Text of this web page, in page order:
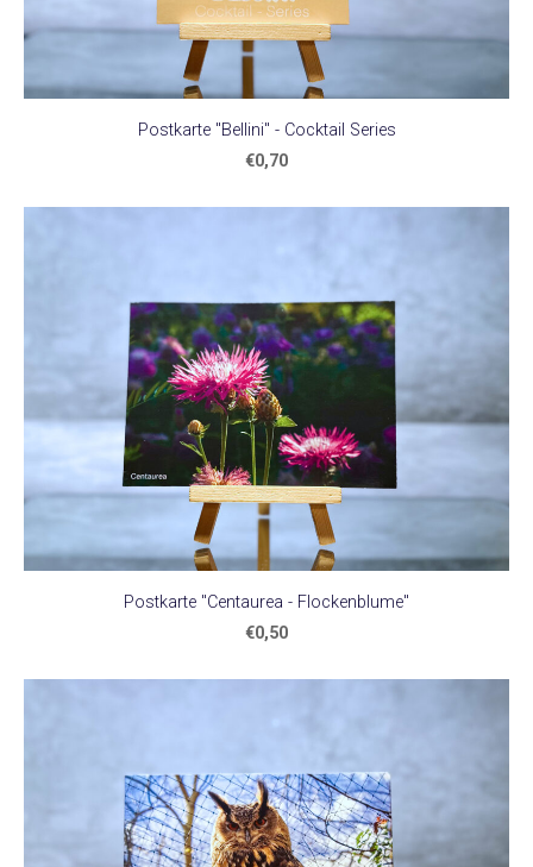
Postkarte "Bellini" - Cocktail Series
€0,70
Postkarte "Centaurea - Flockenblume"
€0,50